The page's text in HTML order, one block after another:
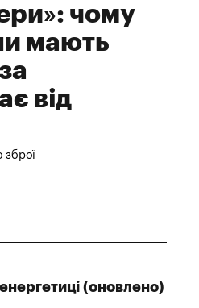
чому
мають
від
зброї
(оновлено)